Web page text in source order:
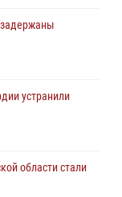
устранили
области стали